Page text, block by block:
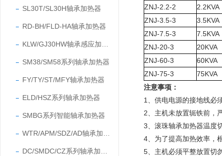
SL30T/SL30H轴承加热器
RD-BH/FLD-HA轴承加热器
SM38/SM58系列轴承加热器
FY/TY/ST/MFY轴承加热器
ELD/HSZ系列轴承加热器
SMBG系列智能轴承加热器
ZNJ-2.2-2
2.2KVA
ZNJ-3.5-3
3.5KVA
ZNJ-7.5-3
7.5KVA
ZNJ-20-3
20KVA
ZNJ-60-3
60KVA
ZNJ-75-3
75KVA
注意事项：
1、供电电源的接地线必
2、主机未放置轭铁前，
3、滚珠轴承加热器温度
4、为了提高加热效率，
5、主机必须平整放置切